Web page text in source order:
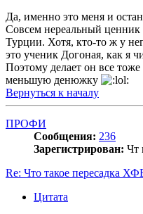
Да, именно это меня и
Совсем нереальный ценник
Турции. Хотя, кто-то ж у
это ученик Догоная, как я
Поэтому делает он все
меньшую денюжку
Вернуться к началу
ПРОФИ
Сообщения: 236
Зарегистрирован: Чт
Re: Что такое пересадка
Цитата